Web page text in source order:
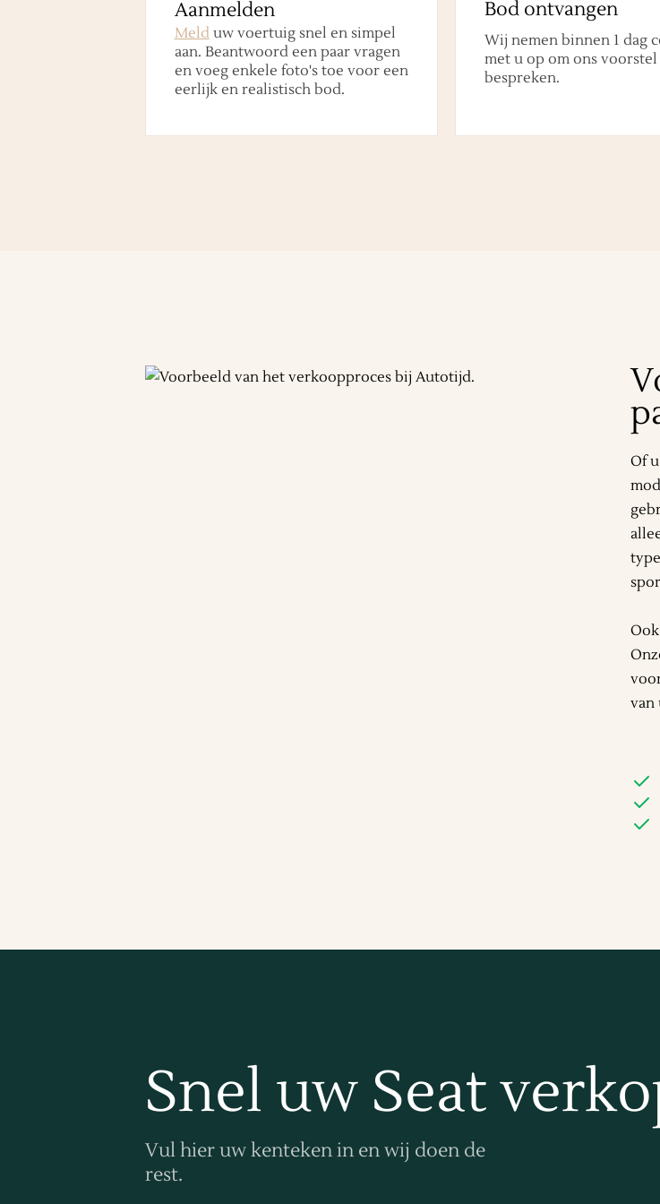
Aanmelden
Melduw voertuig snel en simpel
aan. Beantwoord een paar vragen
en voeg enkele foto's toe voor een
eerlijk en realistisch bod.
Bod ontvangen
Wij nemen binnen 1 dag
met u op om ons voorstel
bespreken.
Of
van
Snel uw Seat
Vul hier uw kenteken in en wij doen de
rest.